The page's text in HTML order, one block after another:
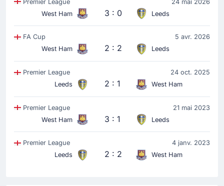
Premier League
24 mai 2026
West Ham
3 : 0 Leeds
FA Cup
5 avr. 2026
West Ham
2 : 2 Leeds
Premier League
24 oct. 2025
Leeds
2 : 1 West Ham
Premier League
21 mai 2023
West Ham
3 : 1 Leeds
Premier League
4 janv. 2023
Leeds
2 : 2 West Ham